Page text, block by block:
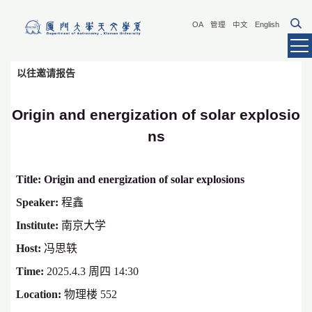
OA 管理 中文 English
以往邀请报告
Origin and energization of solar explosio
ns
Title: Origin and energization of solar explosions
Speaker:程鑫
Institute: 南京大学
Host: 冯思轶
Time: 2025.4.3 周四 14:30
Location: 物理楼 552